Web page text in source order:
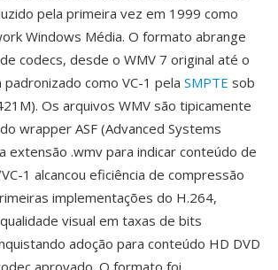
pela primeira vez em 1999 como
Windows Média. O formato abrange
codecs, desde o WMV 7 original até o
como VC-1 pela SMPTE sob
Os arquivos WMV são tipicamente
wrapper ASF (Advanced Systems
extensão .wmv para indicar conteúdo de
1 alcancou eficiência de compressão
implementações do H.264,
visual em taxas de bits
adoção para conteúdo HD DVD
aprovado. O formato foi